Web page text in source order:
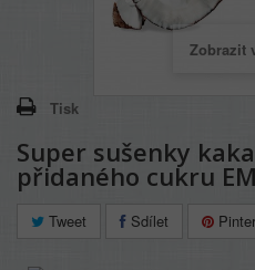
Zobrazit
Tisk
Super sušenky
přidaného cukru
Tweet Sdílet